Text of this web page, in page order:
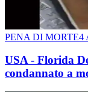
PENA DI MORTE4
USA - Florida
condannato a